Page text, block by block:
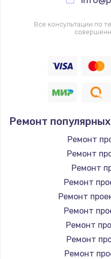
Все консультации по
Ремонт
Ремонт
Ремонт
Ремонт
Ремонт
Ремонт
Ремонт
Ремонт
Ремонт
Ремонт